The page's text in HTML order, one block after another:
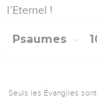
l’Eternel !
Psaumes
Seuls les Évangiles